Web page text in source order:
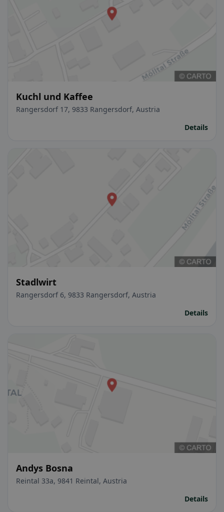
Kuchl und Kaffee
Rangersdorf 17, 9833 Rangersdorf, Austria
Details
Stadlwirt
Rangersdorf 6, 9833 Rangersdorf, Austria
Details
Andys Bosna
Reintal 33a, 9841 Reintal, Austria
Details